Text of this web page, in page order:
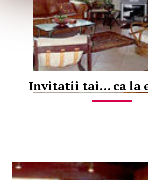
Invitatii tai... ca la